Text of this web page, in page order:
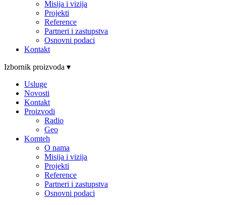
Misija i vizija
Projekti
Reference
Partneri i zastupstva
Osnovni podaci
Kontakt
Izbornik proizvoda ▾
Usluge
Novosti
Kontakt
Proizvodi
Radio
Geo
Komteh
O nama
Misija i vizija
Projekti
Reference
Partneri i zastupstva
Osnovni podaci